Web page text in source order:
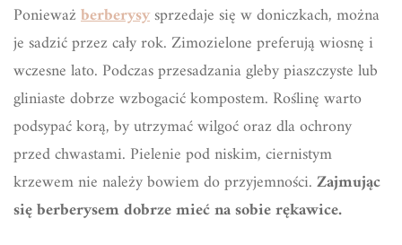
Ponieważberberysysprzedaje się w doniczkach, można
je sadzić przez cały rok. Zimozielone preferują wiosnę i
wczesne lato. Podczas przesadzania gleby piaszczyste lub
gliniaste dobrze wzbogacić kompostem. Roślinę warto
podsypać korą, by utrzymać wilgoć oraz dla ochrony
przed chwastami. Pielenie pod niskim, ciernistym
krzewem nie należy bowiem do przyjemności.Zajmując
się berberysem dobrze mieć na sobie rękawice.